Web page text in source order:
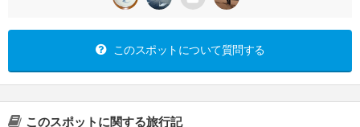
このスポットについて質問する
このスポットに関する旅行記